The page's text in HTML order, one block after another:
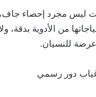
ليس مجرد إحصاء
من الأدوية
للنسيان.
دور رسمي